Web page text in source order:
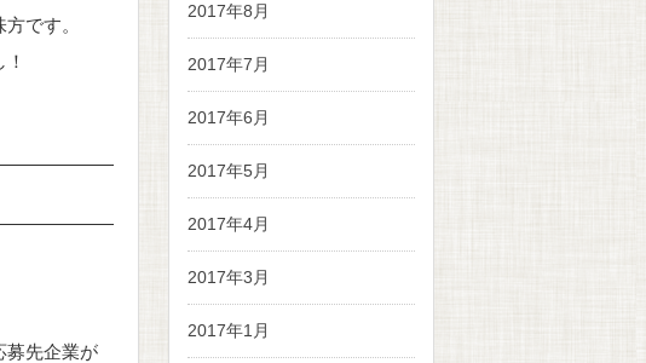
です。
募先企業が
2017年8月
2017年7月
2017年6月
2017年5月
2017年4月
2017年3月
2017年1月